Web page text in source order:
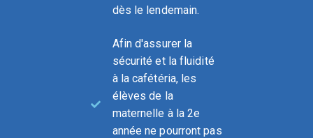
dès le lendemain.
Afin d'assurer la
sécurité et la fluidité
à la cafétéria, les
élèves de la
maternelle à la 2e
année ne pourront pas